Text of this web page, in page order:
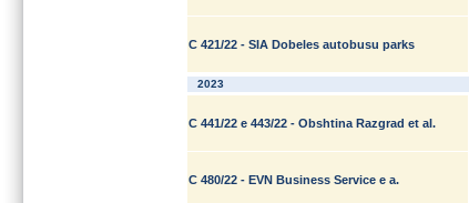
C 421/22 - SIA Dobeles autobusu parks
2023
C 441/22 e 443/22 - Obshtina Razgrad et al.
C 480/22 - EVN Business Service e a.